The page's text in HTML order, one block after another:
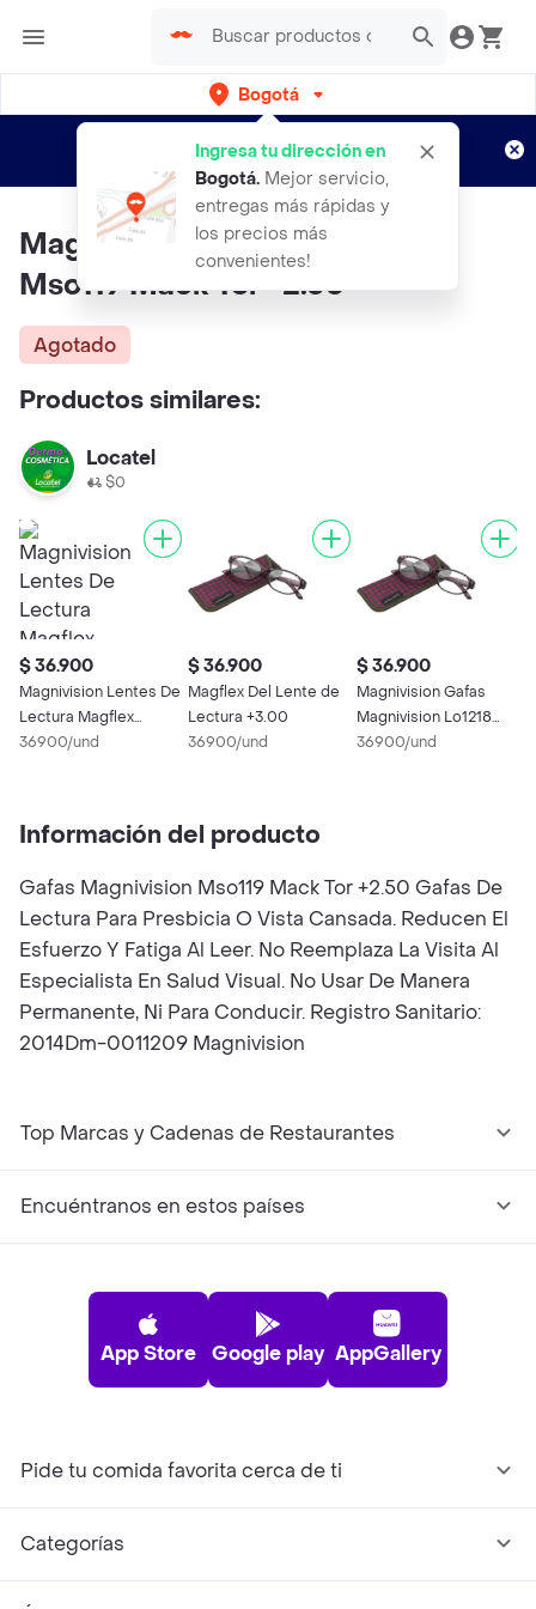
Bogotá
Ingresa tu dirección en
Bogotá. Mejor servicio,
entregas más rápidas y
los precios más
convenientes!
envíos gratis por semanas
Aplican TyC
Magnivision Gafas Magnivision
Mso119 Mack Tor +2.50
Agotado
Productos similares:
Locatel
$0
$ 36.900
Magnivision Lentes De
Lectura Magflex
Sterling + 3.50
36900/und
$ 36.900
Magflex Del Lente de
Lectura +3.00
36900/und
$ 36.900
Magnivision Gafas
Magnivision Lo1218
Monica Win +2.50
36900/und
Información del producto
Gafas Magnivision Mso119 Mack Tor +2.50 Gafas De
Lectura Para Presbicia O Vista Cansada. Reducen El
Esfuerzo Y Fatiga Al Leer. No Reemplaza La Visita Al
Especialista En Salud Visual. No Usar De Manera
Permanente, Ni Para Conducir. Registro Sanitario:
2014Dm-0011209 Magnivision
Top Marcas y Cadenas de Restaurantes
Encuéntranos en estos países
App Store Google play AppGallery
Pide tu comida favorita cerca de ti
Categorías